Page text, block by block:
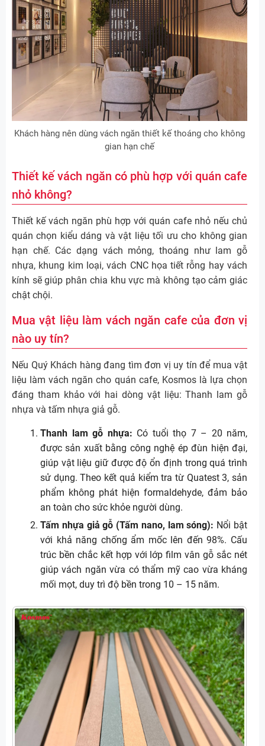
Khách hàng nên dùng vách ngăn thiết kế thoáng cho không
gian hạn chế
Thiết kế vách ngăn có phù hợp với quán cafe
nhỏ không?
Thiết kế vách ngăn phù hợp với quán cafe nhỏ nếu chủ
quán chọn kiểu dáng và vật liệu tối ưu cho không gian
hạn chế. Các dạng vách mỏng, thoáng như lam gỗ
nhựa, khung kim loại, vách CNC họa tiết rỗng hay vách
kính sẽ giúp phân chia khu vực mà không tạo cảm giác
chật chội.
Mua vật liệu làm vách ngăn cafe của đơn vị
nào uy tín?
Nếu Quý Khách hàng đang tìm đơn vị uy tín để mua vật
liệu làm vách ngăn cho quán cafe, Kosmos là lựa chọn
đáng tham khảo với hai dòng vật liệu: Thanh lam gỗ
nhựa và tấm nhựa giả gỗ.
Thanh lam gỗ nhựa: Có tuổi thọ 7 – 20 năm,
được sản xuất bằng công nghệ ép đùn hiện đại,
giúp vật liệu giữ được độ ổn định trong quá trình
sử dụng. Theo kết quả kiểm tra từ Quatest 3, sản
phẩm không phát hiện formaldehyde, đảm bảo
an toàn cho sức khỏe người dùng.
Tấm nhựa giả gỗ (Tấm nano, lam sóng): Nổi bật
với khả năng chống ẩm mốc lên đến 98%. Cấu
trúc bền chắc kết hợp với lớp film vân gỗ sắc nét
giúp vách ngăn vừa có thẩm mỹ cao vừa kháng
mối mọt, duy trì độ bền trong 10 – 15 năm.